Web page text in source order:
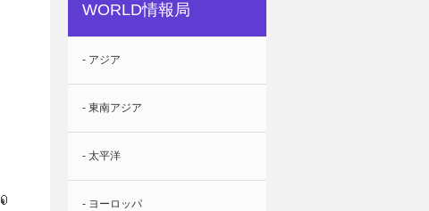
WORLD情報局
- アジア
- 東南アジア
- 太平洋
- ヨーロッパ